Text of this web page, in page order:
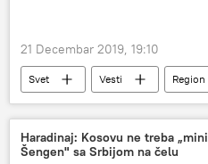
21 Decembar 2019, 19:10
Svet Vesti Region
Haradinaj: Kosovu ne treba „mini
Šengen" sa Srbijom na čelu